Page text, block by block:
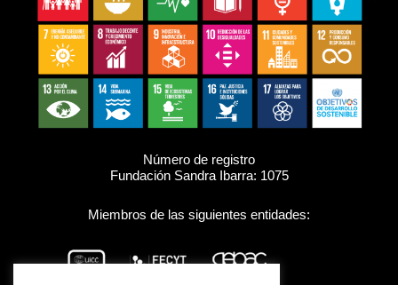
Número de registro
Fundación Sandra Ibarra: 1075
Miembros de las siguientes entidades: